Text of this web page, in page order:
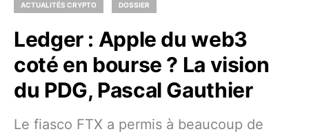
ACTUALITÉS CRYPTO DOSSIER
Ledger : Apple du web3
coté en bourse ? La vision
du PDG, Pascal Gauthier
Le fiasco FTX a permis à beaucoup de